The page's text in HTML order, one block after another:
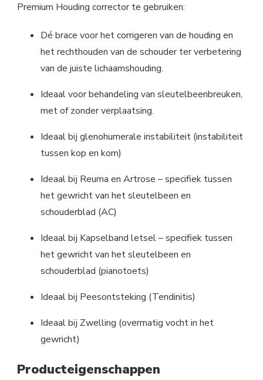
Premium Houding corrector te gebruiken:
Dé brace voor het corrigeren van de houding en
het rechthouden van de schouder ter verbetering
van de juiste lichaamshouding.
Ideaal voor behandeling van sleutelbeenbreuken,
met of zonder verplaatsing.
Ideaal bij glenohumerale instabiliteit (instabiliteit
tussen kop en kom)
Ideaal bij Reuma en Artrose – specifiek tussen
het gewricht van het sleutelbeen en
schouderblad (AC)
Ideaal bij Kapselband letsel – specifiek tussen
het gewricht van het sleutelbeen en
schouderblad (pianotoets)
Ideaal bij Peesontsteking (Tendinitis)
Ideaal bij Zwelling (overmatig vocht in het
gewricht)
Producteigenschappen